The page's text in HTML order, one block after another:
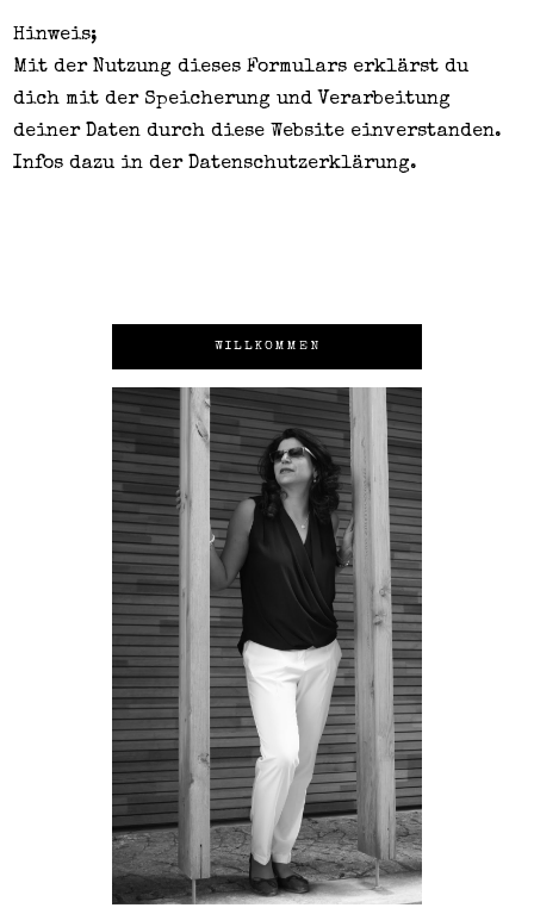
Hinweis;
Mit der Nutzung dieses Formulars erklärst du
dich mit der Speicherung und Verarbeitung
deiner Daten durch diese Website einverstanden.
Infos dazu in derDatenschutzerklärung.
WILLKOMMEN